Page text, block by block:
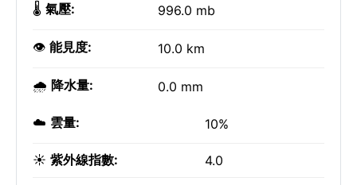
🌡️ 氣壓: 996.0 mb
👁️ 能見度: 10.0 km
🌧️ 降水量: 0.0 mm
☁️ 雲量: 10%
☀️ 紫外線指數: 4.0